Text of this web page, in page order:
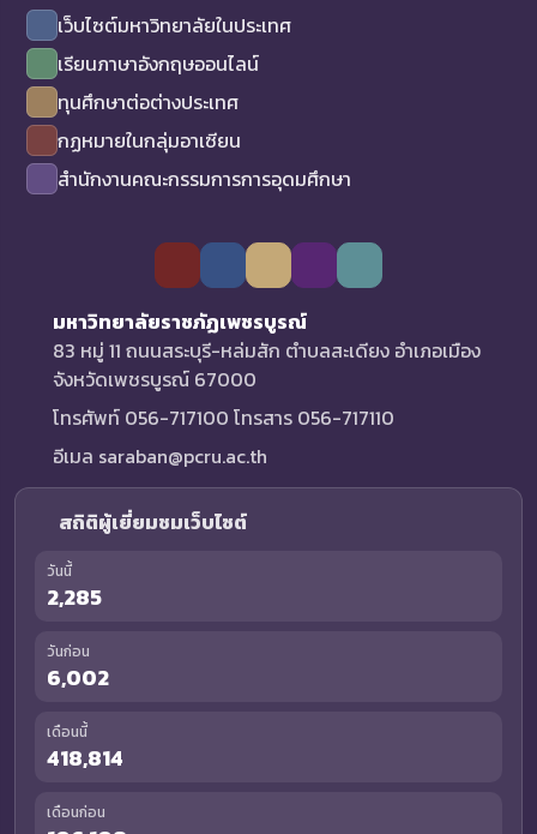
เว็บไซต์มหาวิทยาลัยในประเทศ
เรียนภาษาอังกฤษออนไลน์
ทุนศึกษาต่อต่างประเทศ
กฏหมายในกลุ่มอาเซียน
สำนักงานคณะกรรมการการอุดมศึกษา
มหาวิทยาลัยราชภัฏเพชรบูรณ์
83 หมู่ 11 ถนนสระบุรี-หล่มสัก ตำบลสะเดียง อำเภอเมือง
จังหวัดเพชรบูรณ์ 67000
โทรศัพท์ 056-717100 โทรสาร 056-717110
อีเมล saraban@pcru.ac.th
สถิติผู้เยี่ยมชมเว็บไซต์
วันนี้
2,285
วันก่อน
6,002
เดือนนี้
418,814
เดือนก่อน